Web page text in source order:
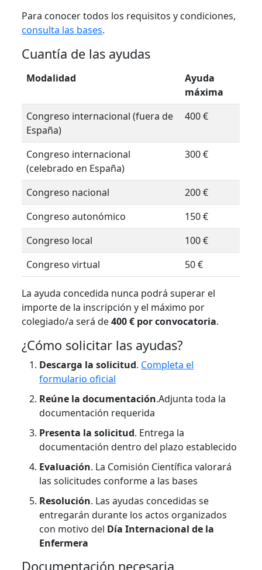
Para conocer todos los requisitos y condiciones,
consulta las bases.
Cuantía de las ayudas
Modalidad
Ayuda
máxima
Congreso internacional (fuera de
España)
400 €
Congreso internacional
(celebrado en España)
300 €
Congreso nacional
200 €
Congreso autonómico
150 €
Congreso local
100 €
Congreso virtual
50 €
La ayuda concedida nunca podrá superar el
importe de la inscripción y el máximo por
colegiado/a será de400 € por convocatoria.
¿Cómo solicitar las ayudas?
Descarga la solicitud. Completa el
formulario oficial
Reúne la documentación.Adjunta toda la
documentación requerida
Presenta la solicitud. Entrega la
documentación dentro del plazo establecido
Evaluación. La Comisión Científica valorará
las solicitudes conforme a las bases
Resolución. Las ayudas concedidas se
entregarán durante los actos organizados
con motivo del Día Internacional de la
Enfermera
Documentación necesaria